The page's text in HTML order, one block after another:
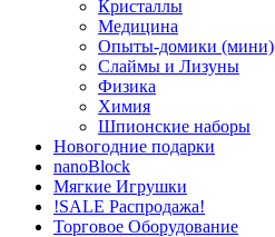
Кристаллы
Медицина
Опыты-домики (мини)
Слаймы и Лизуны
Физика
Химия
Шпионские наборы
Новогодние подарки
nanoBlock
Мягкие Игрушки
!SALE Распродажа!
Торговое Оборудование